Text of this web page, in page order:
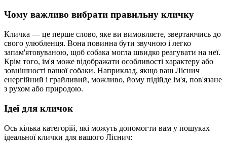
Чому важливо вибрати правильну кличку
Кличка — це перше слово, яке ви вимовляєте, звертаючись до
свого улюбленця. Вона повинна бути звучною і легко
запам'ятовуваною, щоб собака могла швидко реагувати на неї.
Крім того, ім'я може відображати особливості характеру або
зовнішності вашої собаки. Наприклад, якщо ваш Ліснич
енергійний і грайливий, можливо, йому підійде ім'я, пов'язане
з рухом або природою.
Ідеї для кличок
Ось кілька категорій, які можуть допомогти вам у пошуках
ідеальної клички для вашого Ліснич: